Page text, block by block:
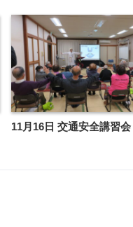
11月16日 交通安全講習会